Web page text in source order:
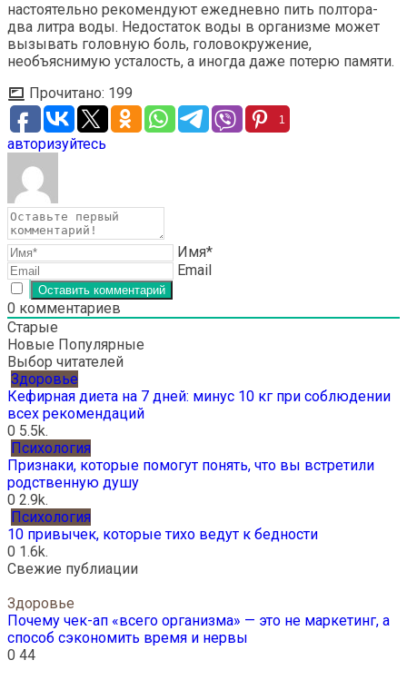
настоятельно рекомендуют ежедневно пить полтора-
два литра воды. Недостаток воды в организме может
вызывать головную боль, головокружение,
необъяснимую усталость, а иногда даже потерю памяти.
Прочитано: 199
1
авторизуйтесь
Имя*
Email
0 комментариев
Старые
Новые Популярные
Выбор читателей
Здоровье
Кефирная диета на 7 дней: минус 10 кг при соблюдении
всех рекомендаций
0 5.5k.
Психология
Признаки, которые помогут понять, что вы встретили
родственную душу
0 2.9k.
Психология
10 привычек, которые тихо ведут к бедности
0 1.6k.
Свежие публиации
Здоровье
Почему чек-ап «всего организма» — это не маркетинг, а
способ сэкономить время и нервы
0 44